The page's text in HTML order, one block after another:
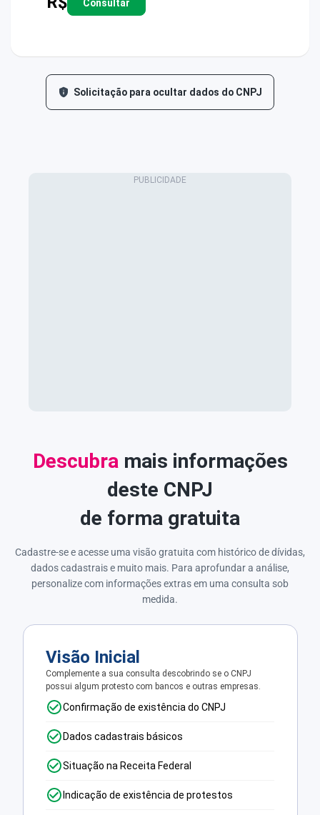
Consultar
Solicitação para ocultar dados do CNPJ
Descubra mais informações
deste CNPJ
de forma gratuita
Cadastre-se e acesse uma visão gratuita com histórico de dívidas,
dados cadastrais e muito mais. Para aprofundar a análise,
personalize com informações extras em uma consulta sob
medida.
Visão Inicial
Complemente a sua consulta descobrindo se o CNPJ
possui algum protesto com bancos e outras empresas.
Confirmação de existência do CNPJ
Dados cadastrais básicos
Situação na Receita Federal
Indicação de existência de protestos